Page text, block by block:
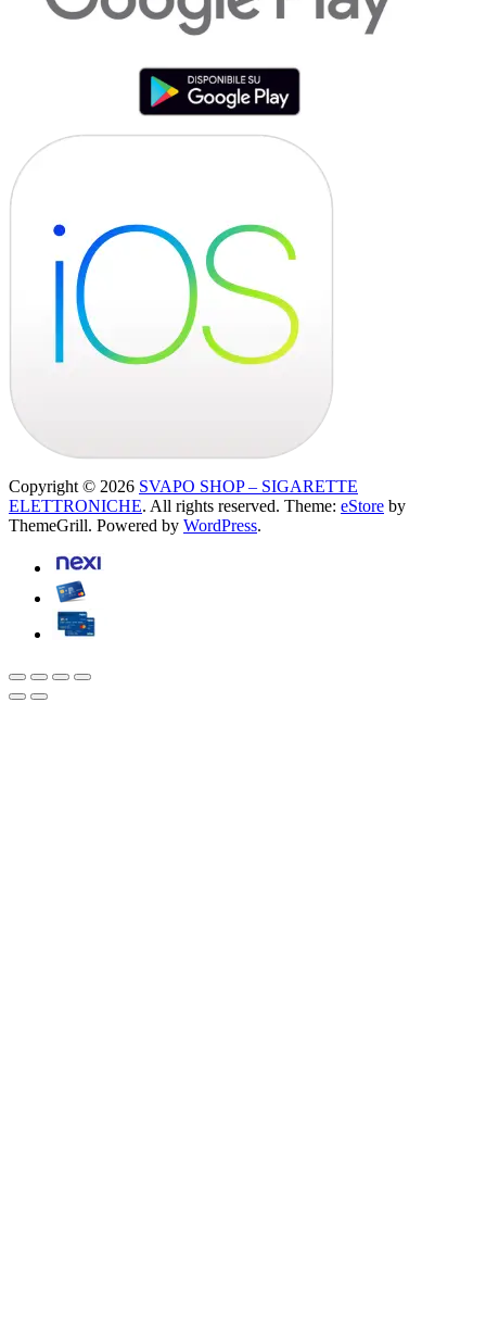
Copyright © 2026 SVAPO SHOP – SIGARETTE
ELETTRONICHE. All rights reserved. Theme: eStore by
ThemeGrill. Powered by WordPress.